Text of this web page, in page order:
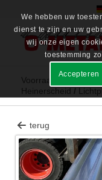
Voorraad assortiment
Heinerscheid /
terug
We hebben uw
dienst te zijn en uw
wij onze eigen
toestemming
Accepteren